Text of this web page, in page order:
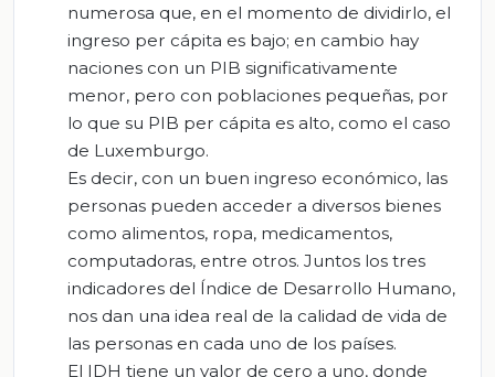
numerosa que, en el momento de dividirlo, el
ingreso per cápita es bajo; en cambio hay
naciones con un PIB significativamente
menor, pero con poblaciones pequeñas, por
lo que su PIB per cápita es alto, como el caso
de Luxemburgo.
Es decir, con un buen ingreso económico, las
personas pueden acceder a diversos bienes
como alimentos, ropa, medicamentos,
computadoras, entre otros. Juntos los tres
indicadores del Índice de Desarrollo Humano,
nos dan una idea real de la calidad de vida de
las personas en cada uno de los países.
El IDH tiene un valor de cero a uno, donde